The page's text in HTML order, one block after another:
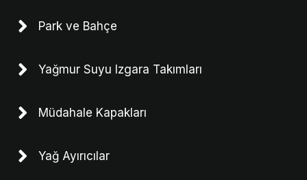
Park ve Bahçe
Yağmur Suyu Izgara Takımları
Müdahale Kapakları
Yağ Ayırıcılar